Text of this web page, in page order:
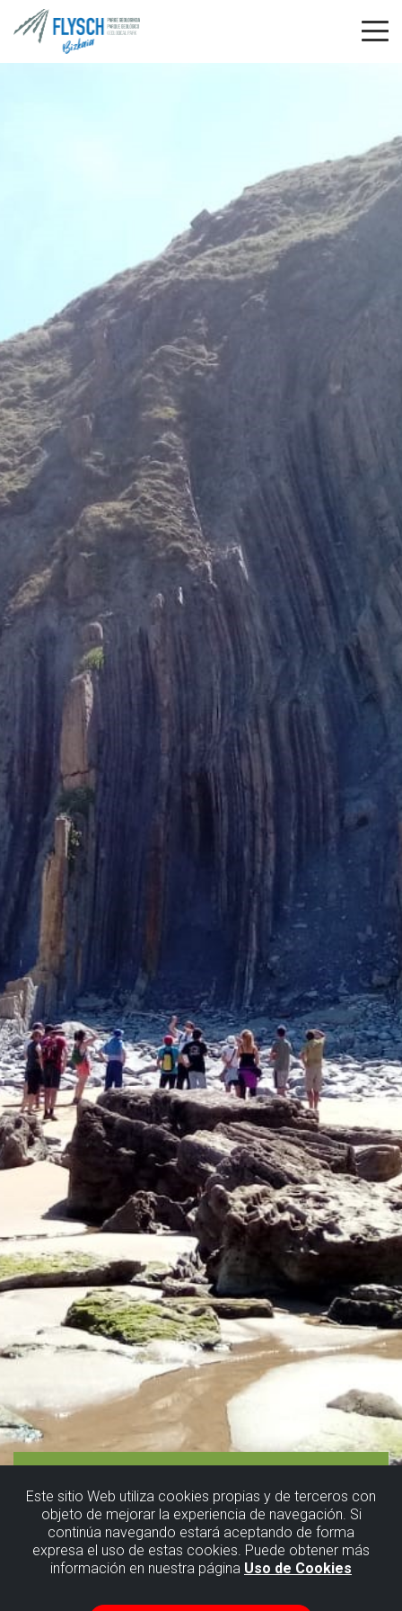
Este sitio Web utiliza cookies propias y de terceros con
objeto de mejorar la experiencia de navegación. Si
continúa navegando estará aceptando de forma
expresa el uso de estas cookies. Puede obtener más
información en nuestra página Uso de Cookies